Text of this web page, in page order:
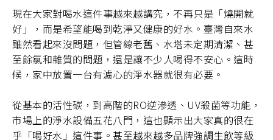
現在大家對喝水這件事越來越講究，不再只是「燒開就
好」，而是希望能喝到乾淨又健康的好水。臺灣自來水
雖然看起來沒問題，但管線老舊、水塔未定期清潔、甚
至餘氯和雜質的問題，還是讓不少人喝得不安心。這時
候，家中放置一台有濾心的淨水器就很有必要。
從基本的活性碳，到高階的RO逆滲透、UV殺菌等功能，
市場上的淨水設備五花八門，這也顯示出大家真的很在
乎「喝好水」這件事。甚至越來越多品牌強調生飲等級